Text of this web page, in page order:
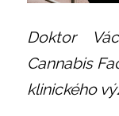
Doktor
Cannabis
klinického